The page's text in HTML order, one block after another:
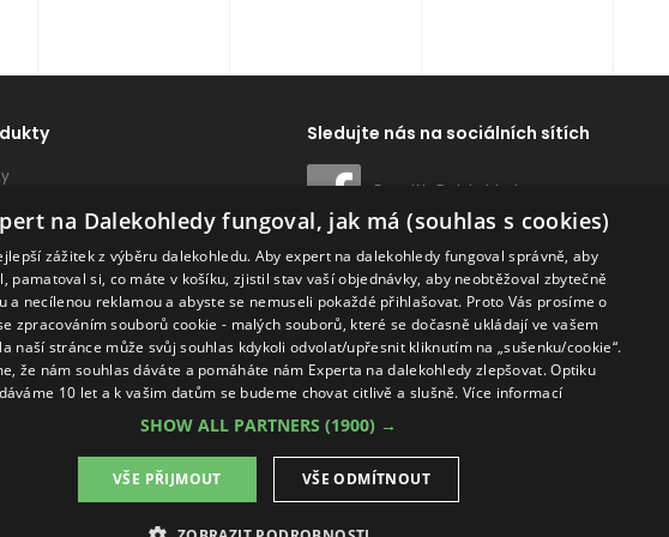
Dálkoměry
Naše značky
Sledujte nás na sociálních sítích
ExpertNaDalekohledy
na Dalekohledy fungoval, jak má (souhlas s cookies)
zážitek z výběru dalekohledu. Aby expert na dalekohledy fungoval správně, aby
pamatoval si, co máte v košíku, zjistil stav vaší objednávky, aby neobtěžoval zbytečně
a necílenou reklamou a abyste se nemuseli pokaždé přihlašovat. Proto Vás prosíme o
zpracováním souborů cookie - malých souborů, které se dočasně ukládají ve vašem
naší stránce může svůj souhlas kdykoli odvolat/upřesnit kliknutím na „sušenku/cookie“.
že nám souhlas dáváte a pomáháte nám Experta na dalekohledy zlepšovat. Optiku
10 let a k vašim datům se budeme chovat citlivě a slušně.Více informací
SHOW ALL PARTNERS (1900) →
VŠE PŘIJMOUT VŠE ODMÍTNOUT